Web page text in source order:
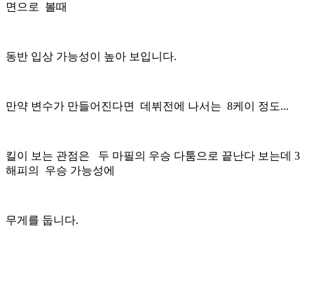
면으로 볼때
동반 입상 가능성이 높아 보입니다.
만약 변수가 만들어진다면 데뷔전에 나서는 8케이 정도...
킬이 보는 관점은 두 마필의 우승 다툼으로 끝난다 보는데 3
해피의 우승 가능성에
무게를 둡니다.